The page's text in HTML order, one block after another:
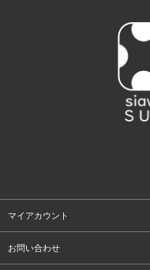
マイアカウント
お問い合わせ